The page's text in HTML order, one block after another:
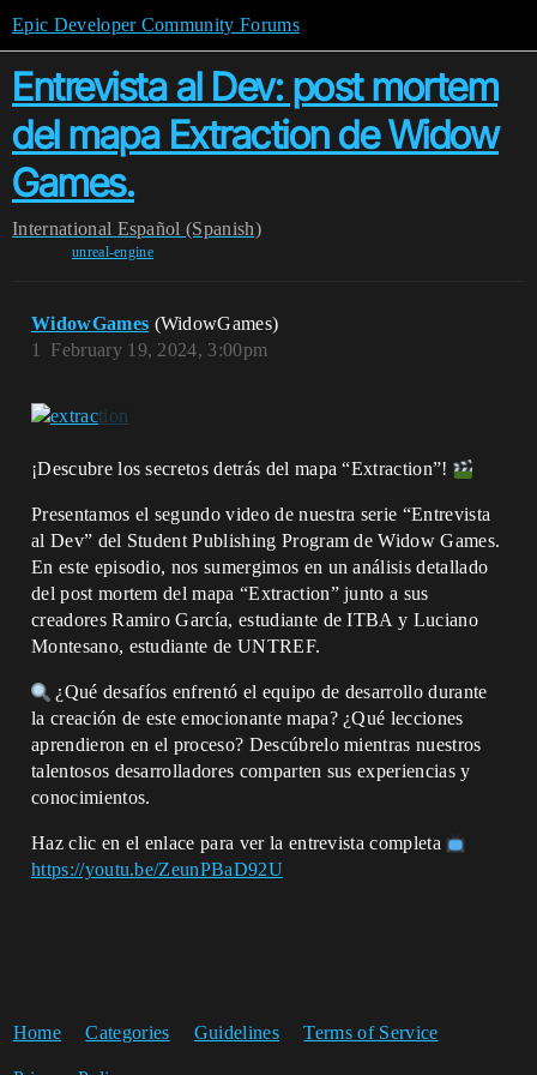
Epic Developer Community Forums
Entrevista al Dev: post mortem
del mapa Extraction de Widow
Games.
International Español (Spanish)
unreal-engine
WidowGames (WidowGames)
February 19, 2024, 3:00pm
1
¡Descubre los secretos detrás del mapa “Extraction”!
Presentamos el segundo video de nuestra serie “Entrevista
al Dev” del Student Publishing Program de Widow Games.
En este episodio, nos sumergimos en un análisis detallado
del post mortem del mapa “Extraction” junto a sus
creadores Ramiro García, estudiante de ITBA y Luciano
Montesano, estudiante de UNTREF.
¿Qué desafíos enfrentó el equipo de desarrollo durante
la creación de este emocionante mapa? ¿Qué lecciones
aprendieron en el proceso? Descúbrelo mientras nuestros
talentosos desarrolladores comparten sus experiencias y
conocimientos.
Haz clic en el enlace para ver la entrevista completa
https://youtu.be/ZeunPBaD92U
Home Categories Guidelines Terms of Service